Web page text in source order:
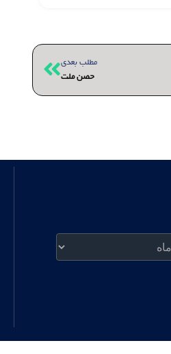
مطلب بعدی
حصن ملت
بعدی